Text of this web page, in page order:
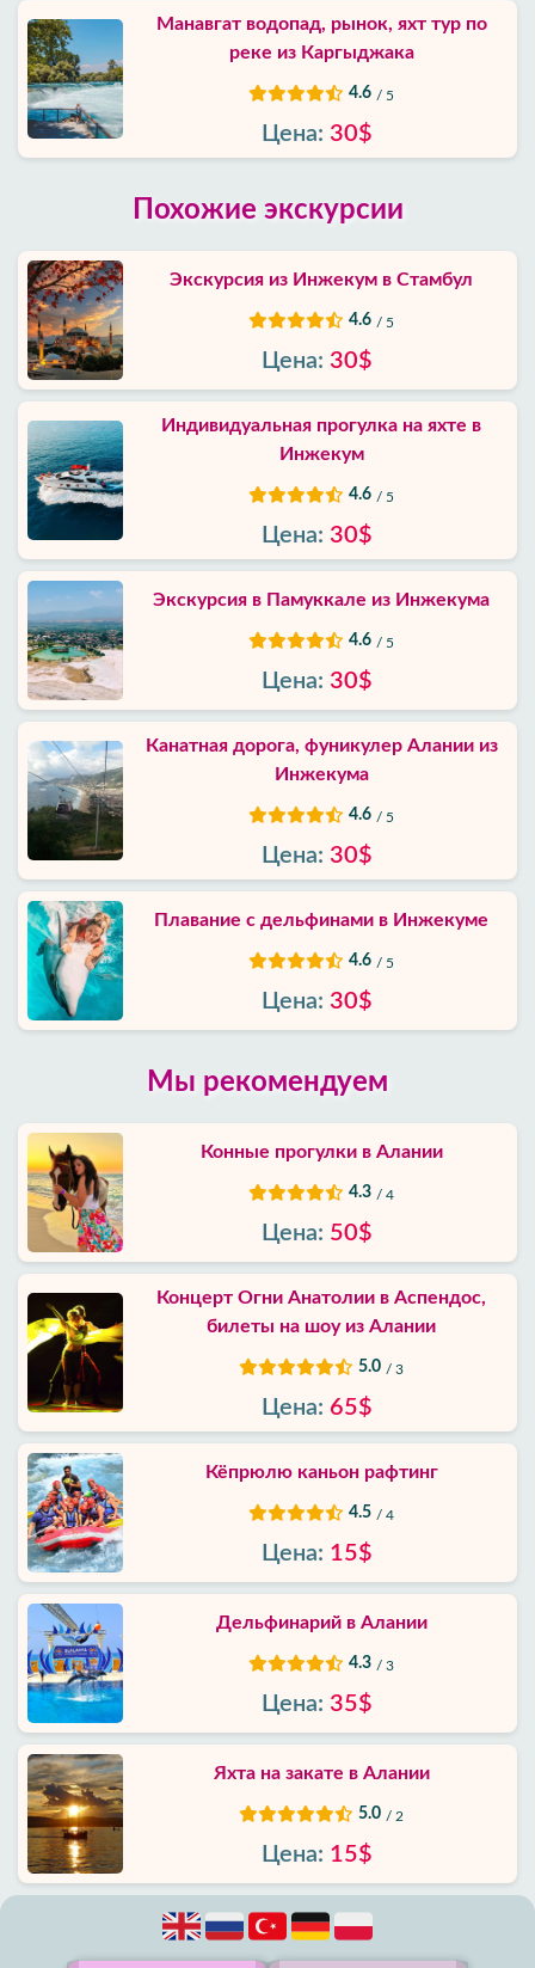
Манавгат водопад, рынок, яхт тур по
реке из Каргыджак‎а
4.6 / 5
Цена: 30$
Похожие экскурсии
Экскурсия из Инжекум в Стамбул
4.6 / 5
Цена: 30$
Индивидуальная прогулка на яхте в
Инжекум
4.6 / 5
Цена: 30$
Экскурсия в Памуккале из Инжекума
4.6 / 5
Цена: 30$
Канатная дорога, фуникулер Алании из
Инжекума
4.6 / 5
Цена: 30$
Плавание с дельфинами в Инжекуме
4.6 / 5
Цена: 30$
Мы рекомендуем
Конные прогулки в Алании
4.3 / 4
Цена: 50$
Концерт Огни Анатолии в Аспендос,
билеты на шоу из Алании
5.0 / 3
Цена: 65$
Кёпрюлю каньон рафтинг
4.5 / 4
Цена: 15$
Дельфинарий в Алании
4.3 / 3
Цена: 35$
Яхта на закате в Алании
5.0 / 2
Цена: 15$